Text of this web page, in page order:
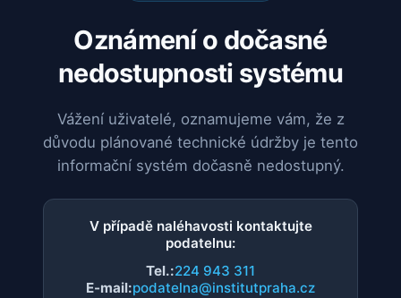
Oznámení o dočasné
nedostupnosti systému
Vážení uživatelé, oznamujeme vám, že z
důvodu plánované technické údržby je tento
informační systém dočasně nedostupný.
V případě naléhavosti kontaktujte
podatelnu:
Tel.:224 943 311
E-mail:podatelna@institutpraha.cz